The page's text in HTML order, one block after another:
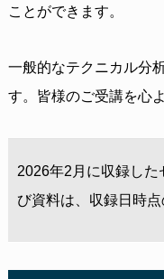
ことができます。
一般的なテクニカル分
す。皆様のご受講を心
2026年2月に収録した
び資料は、収録日時点